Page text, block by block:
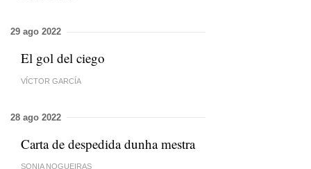
29 ago 2022
El gol del ciego
VÍCTOR GARCÍA
28 ago 2022
Carta de despedida dunha mestra
SONIA NOGUEIRAS